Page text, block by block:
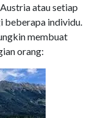
atau setiap
beberapa individu.
membuat
orang: